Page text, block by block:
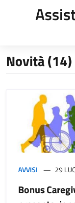
Novità (14)
AVVISI 29
Bonus